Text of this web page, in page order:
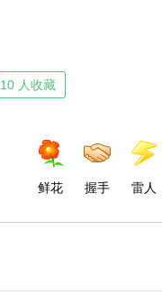
10 人收藏
鲜花 握手 雷人